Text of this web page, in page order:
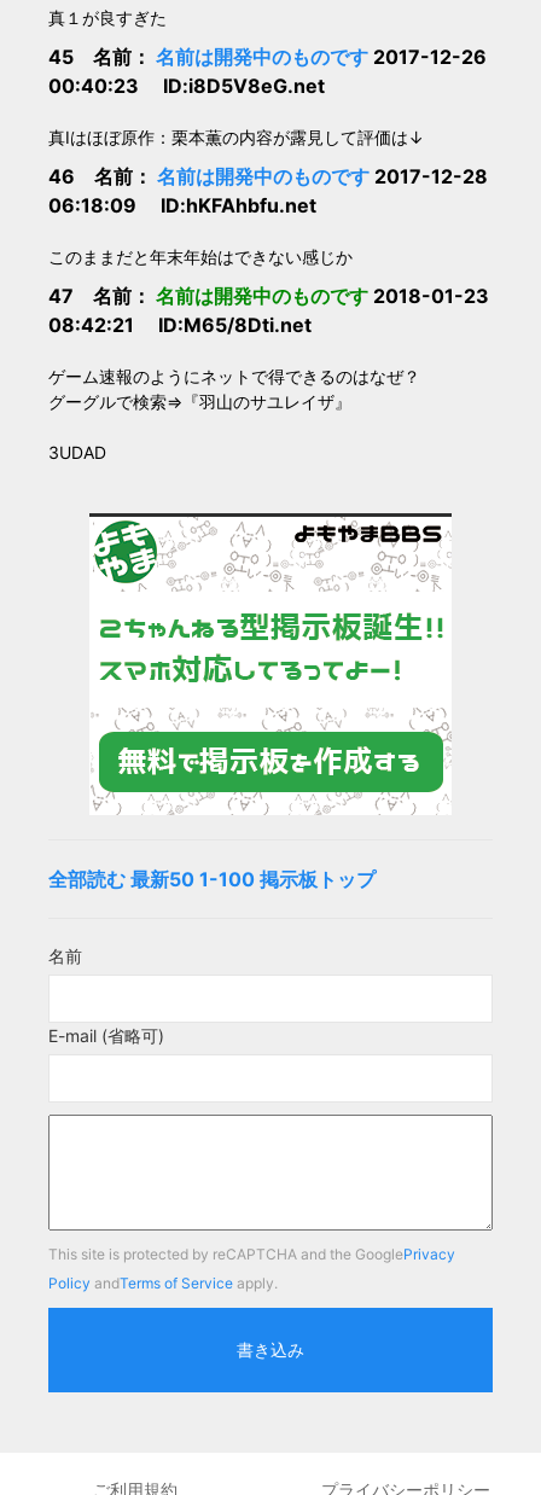
真１が良すぎた
45 名前： 名前は開発中のものです 2017-12-26
00:40:23 ID:i8D5V8eG.net
真Iはほぼ原作：栗本薫の内容が露見して評価は↓
46 名前： 名前は開発中のものです 2017-12-28
06:18:09 ID:hKFAhbfu.net
このままだと年末年始はできない感じか
47 名前： 名前は開発中のものです 2018-01-23
08:42:21 ID:M65/8Dti.net
ゲーム速報のようにネットで得できるのはなぜ？
グーグルで検索⇒『羽山のサユレイザ』
3UDAD
全部読む 最新50 1-100 掲示板トップ
名前
E-mail (省略可)
This site is protected by reCAPTCHA and the GooglePrivacy
Policy andTerms of Service apply.
書き込み
ご利用規約 プライバシーポリシー